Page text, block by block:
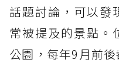
話題討論，可以發
常被提及的景點。
公園，每年9月前